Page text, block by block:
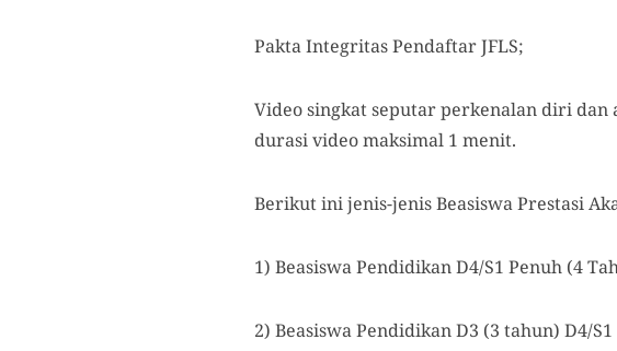
Pakta Integritas Pendaftar JFLS;
Video singkat seputar perkenalan diri dan
durasi video maksimal 1 menit.
Berikut ini jenis-jenis Beasiswa Prestasi
1) Beasiswa Pendidikan D4/S1 Penuh (4
2) Beasiswa Pendidikan D3 (3 tahun) D4/